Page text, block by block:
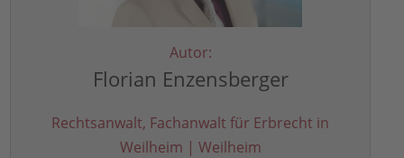
Autor:
Florian Enzensberger
Rechtsanwalt, Fachanwalt für Erbrecht in
Weilheim | Weilheim